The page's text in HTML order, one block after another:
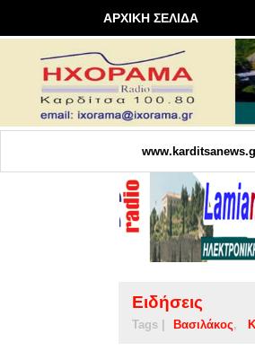
ΑΡΧΙΚΗ ΣΕΛΙΔΑ
Ειδήσεις
Tags | Βασιλάκος